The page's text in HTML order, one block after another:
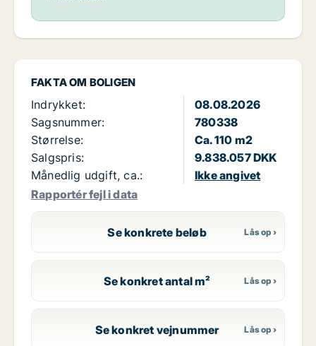
FAKTA OM BOLIGEN
Indrykket:
08.08.2026
Sagsnummer:
780338
Størrelse:
Ca. 110 m2
Salgspris:
9.838.057 DKK
Månedlig udgift, ca.:
Ikke angivet
Rapportér fejl i data
Se konkrete beløb
Se konkret antal m²
Se konkret vejnummer